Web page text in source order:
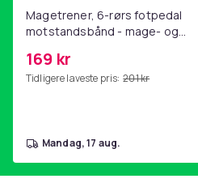
Magetrener, 6-rørs fotpedal
motstandsbånd - mage- og
hjemmegymnastikk Pink
169 kr
Tidligere laveste pris: 201 kr
mandag, 17 aug.